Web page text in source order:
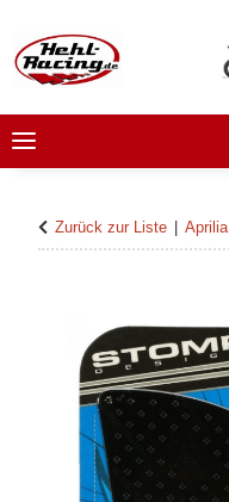
Zurück zur Liste Aprilia